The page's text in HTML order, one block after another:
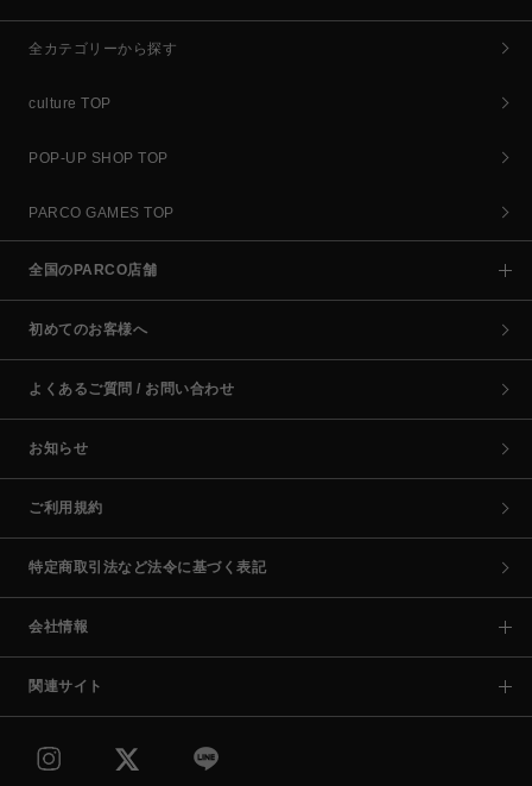
全カテゴリーから探す
culture TOP
POP-UP SHOP TOP
PARCO GAMES TOP
全国のPARCO店舗
初めてのお客様へ
よくあるご質問 / お問い合わせ
お知らせ
ご利用規約
特定商取引法など法令に基づく表記
会社情報
関連サイト